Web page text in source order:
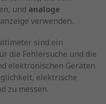
und analoge
verwenden.
sind ein
die Fehlersuche und die
elektronischen Geräten
elektrische
zu messen.